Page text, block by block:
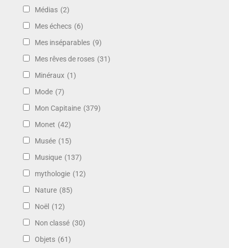
Médias (2)
Mes échecs (6)
Mes inséparables (9)
Mes rêves de roses (31)
Minéraux (1)
Mode (7)
Mon Capitaine (379)
Monet (42)
Musée (15)
Musique (137)
mythologie (12)
Nature (85)
Noël (12)
Non classé (30)
Objets (61)